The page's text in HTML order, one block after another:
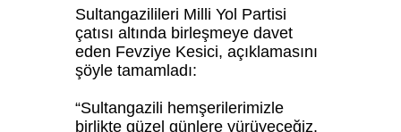
Sultangazilileri Milli Yol Partisi
çatısı altında birleşmeye davet
eden Fevziye Kesici, açıklamasını
şöyle tamamladı:
“Sultangazili hemşerilerimizle
birlikte güzel günlere yürüyeceğiz.